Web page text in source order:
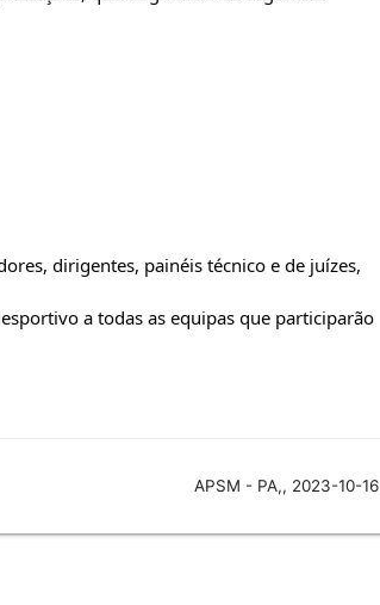
dirigentes, painéis técnico e de juízes,
a todas as equipas que participarão
APSM - PA,, 2023-10-16